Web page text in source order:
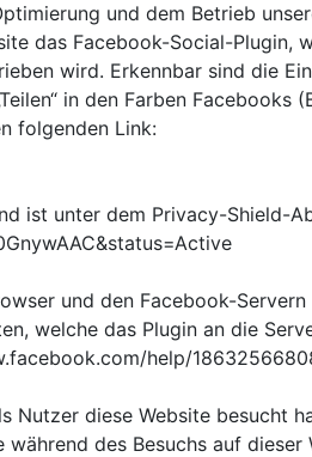
und dem Betrieb
das Facebook-Social-Plugin,
wird. Erkennbar sind die
in den Farben Facebooks
folgenden Link:
ist unter dem Privacy-Shield-
und den Facebook-
welche das Plugin an die
help/
Nutzer diese Website besucht
des Besuchs auf dieser